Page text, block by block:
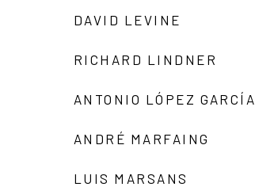
DAVID LEVINE
RICHARD LINDNER
ANTONIO LÓPEZ GARCÍA
ANDRÉ MARFAING
LUIS MARSANS